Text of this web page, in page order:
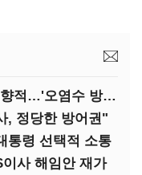
(나토 정상회의 결산)경제도 편향적…'오염수 방류'만 용인
, 정당한 방어권"
통령 선택적 소통
사 해임안 재가